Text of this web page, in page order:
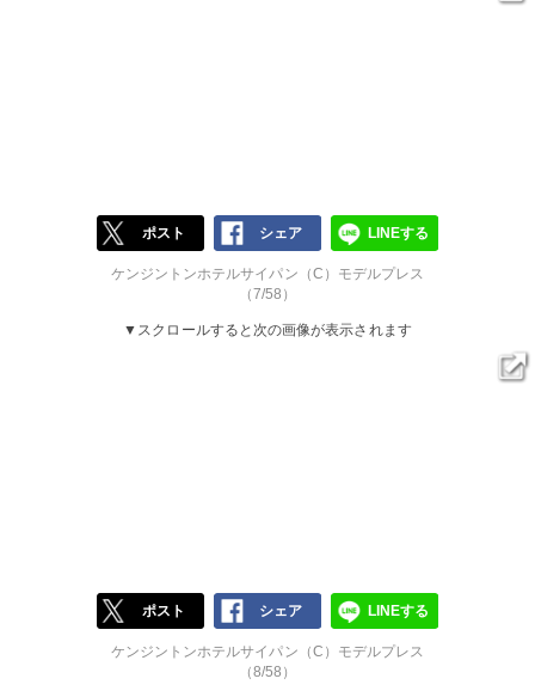
ポスト シェア LINEする
ケンジントンホテルサイパン（C）モデルプレス
（7/58）
▼スクロールすると次の画像が表示されます
ポスト シェア LINEする
ケンジントンホテルサイパン（C）モデルプレス
（8/58）